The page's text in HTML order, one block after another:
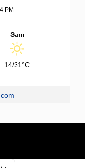
PM
Sam
14/31°C